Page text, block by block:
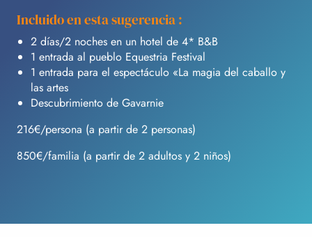
Incluido en esta sugerencia :
2 días/2 noches en un hotel de 4* B&B
1 entrada al pueblo Equestria Festival
1 entrada para el espectáculo «La magia del caballo y
las artes
Descubrimiento de Gavarnie
216€/persona (a partir de 2 personas)
850€/familia (a partir de 2 adultos y 2 niños)